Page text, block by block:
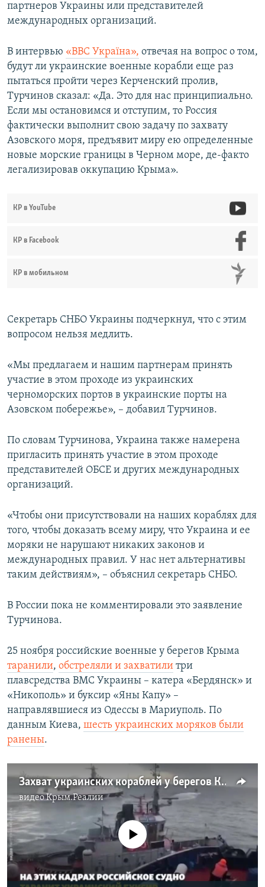
партнеров Украины или представителей
международных организаций.
В интервью «ВВС Україна», отвечая на вопрос о том,
будут ли украинские военные корабли еще раз
пытаться пройти через Керченский пролив,
Турчинов сказал: «Да. Это для нас принципиально.
Если мы остановимся и отступим, то Россия
фактически выполнит свою задачу по захвату
Азовского моря, предъявит миру ею определенные
новые морские границы в Черном море, де-факто
легализировав оккупацию Крыма».
КР в YouTube
КР в Facebook
КР в мобильном
Секретарь СНБО Украины подчеркнул, что с этим
вопросом нельзя медлить.
«Мы предлагаем и нашим партнерам принять
участие в этом проходе из украинских
черноморских портов в украинские порты на
Азовском побережье», – добавил Турчинов.
По словам Турчинова, Украина также намерена
пригласить принять участие в этом проходе
представителей ОБСЕ и других международных
организаций.
«Чтобы они присутствовали на наших кораблях для
того, чтобы доказать всему миру, что Украина и ее
моряки не нарушают никаких законов и
международных правил. У нас нет альтернативы
таким действиям», – объяснил секретарь СНБО.
В России пока не комментировали это заявление
Турчинова.
25 ноября российские военные у берегов Крыма
таранили, обстреляли и захватили три
плавсредства ВМС Украины – катера «Бердянск» и
«Никополь» и буксир «Яны Капу» –
направлявшиеся из Одессы в Мариуполь. По
данным Киева, шесть украинских моряков были
ранены.
Захват украинских кораблей у берегов Крыма. Как это было (видео)
видеоКрым.Реалии
No media source currently available